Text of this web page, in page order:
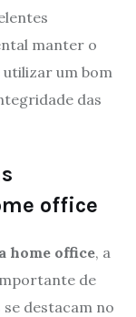
manter o
utilizar um bom
das
office
home office, a
de
destacam no